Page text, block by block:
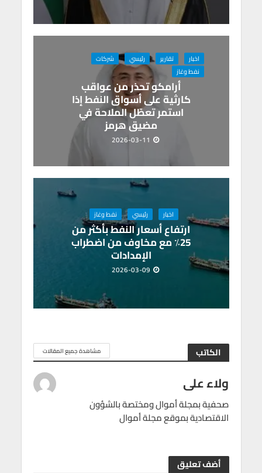
اخبار تقارير رئيسي
شركات
نفط وغاز
أرامكو تحذر من عواقب
كارثية على أسواق النفط إذا
استمر تعطّل الملاحة في
مضيق هرمز
2026-03-11
اخبار رئيسي نفط وغاز
ارتفاع أسعار النفط بأكثر من
25٪ مع مخاوف من اضطراب
الإمدادات
2026-03-09
الكاتب مشاهدة جميع المقالات
ولاء على
صحفية بمجلة أموال ومختصة بالشؤون
الاقتصادية بموقع مجلة أموال
أضف تعليق